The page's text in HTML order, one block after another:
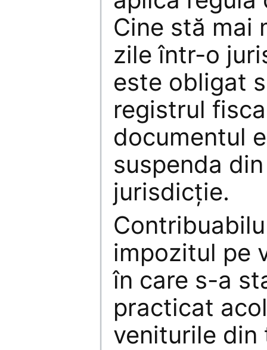
Cine stă mai
zile într-o
este obligat
registrul
documentul
suspenda
jurisdicție.
impozitul pe
în care s-a
practicat
veniturile din